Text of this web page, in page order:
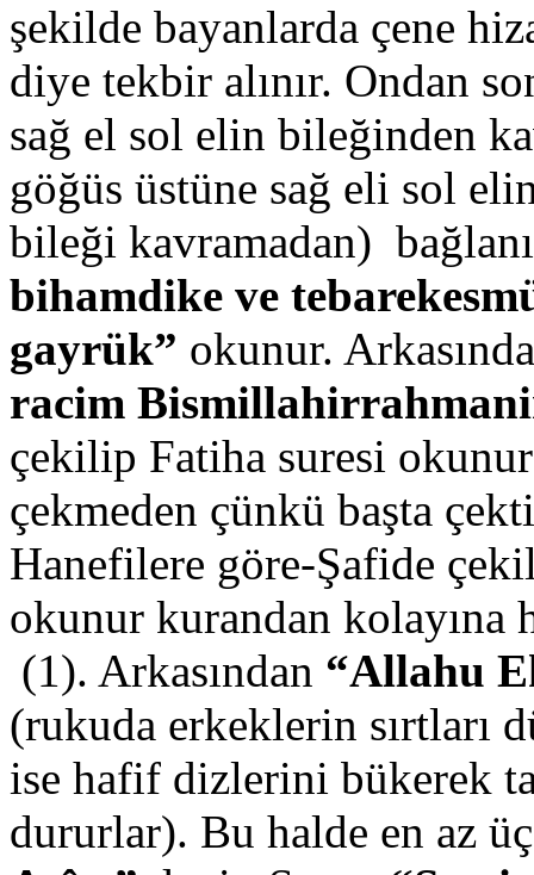
şekilde bayanlarda çene
diye tekbir alınır. Ondan
sağ el sol elin bileğinden
göğüs üstüne sağ eli sol
bileği kavramadan)
bihamdike ve
gayrük” okunur.
racim
çekilip Fatiha suresi
çekmeden çünkü başta
Hanefilere göre-Şafide
okunur kurandan kolayına
(1). Arkasından “Allahu
(rukuda erkeklerin sırtları
ise hafif dizlerini bükerek
dururlar). Bu halde en az